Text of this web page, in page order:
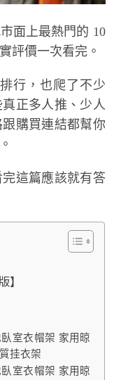
面上最熱門的 10
評價一次看完。
行，也爬了不少
正多人推、少人
購買連結都幫你
這篇應該就有答
】
室衣帽架 家用晾
挂衣架
室衣帽架 家用晾